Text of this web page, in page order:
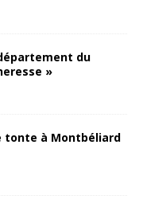
du
»
tonte à Montbéliard